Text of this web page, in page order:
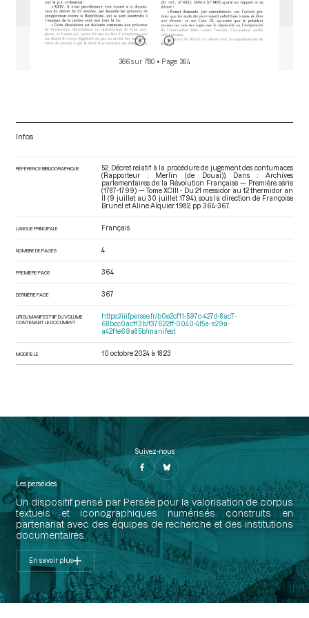
366 sur 780 • Page 364
Infos
RÉFÉRENCE BIBLIOGRAPHIQUE
52. Décret relatif à la procédure de jugement des contumaces
(Rapporteur : Merlin (de Douai)). Dans : Archives
parlementaires de la Révolution Française — Première série
(1787-1799) — Tome XCIII - Du 21 messidor au 12 thermidor an
II (9 juillet au 30 juillet 1794), sous la direction de Françoise
Brunel et Aline Alquier. 1982. pp. 364-367.
LANGUE PRINCIPALE Français
NOMBRE DE PAGES 4
PREMIÈRE PAGE 364
DERNIÈRE PAGE 367
URI DU MANIFEST IIIF DU VOLUME
CONTENANT LE DOCUMENT
https://iiif.persee.fr/b0e2cf11-597c-427d-8ac7-
68bcc0acf13b/f37622ff-0040-4f5a-a29a-
a42f1e69a85b/manifest
MODIFIÉ LE 10 octobre 2024 à 18:23
Suivez-nous
Les perséides
Un dispositif pensé par Persée pour la valorisation de corpus
textuels et iconographiques numérisés construits en
partenariat avec des équipes de recherche et des institutions
documentaires.
En savoir plus